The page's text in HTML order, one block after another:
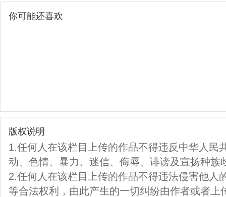
你可能还喜欢
版权说明
1.任何人在该栏目上传的作品不得违反中华人民
动、色情、暴力、迷信、侮辱、诽谤及宣扬种族
2.任何人在该栏目上传的作品不得违法侵害他人
等合法权利，由此产生的一切纠纷由作者或者上